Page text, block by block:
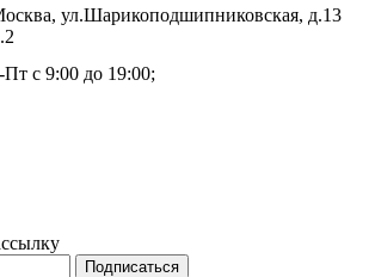
ул.​​Шарикоподшипниковская, д.13
с 9:00 до 19:00;
Подписаться